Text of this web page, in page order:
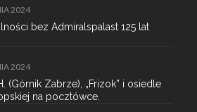
2024
bez Admiralspalast 125 lat
2024
(Górnik Zabrze), „Frizok” i osiedle
na pocztówce.